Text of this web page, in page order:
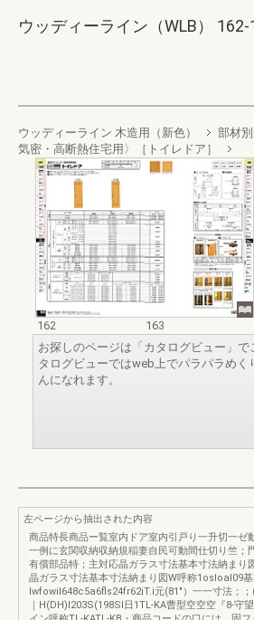
ウッディーライン（WLB）
ウッディーライン 木造用（新色） 部材
気密・高断熱住宅用〉［トイレドア］
162
163
お探しのページは「カタログビュー」で
タログビューではweb上でパラパラめく
んになれます。
左ページから抽出された内容
商品特長商品ー覧室内ドア室内引戸り一升切一ゼ
一例に玄関収納収納規稲妻自民可動間仕切り竺；
有償部品特；主対応晶ガラス寸法基本寸法納まり
晶ガラス寸法基本寸法納まり図W呼称1osIoaI09
lwfowil648c5a6fls24fr62iT.i元(81"）一一寸法；；
｜H(DH)I203S(198Sl日1TL-KA曹型空空空『8-守